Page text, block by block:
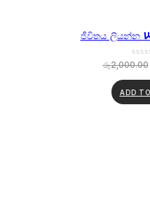
ජීවිතය ලියන්න
රු2,000.00
ADD